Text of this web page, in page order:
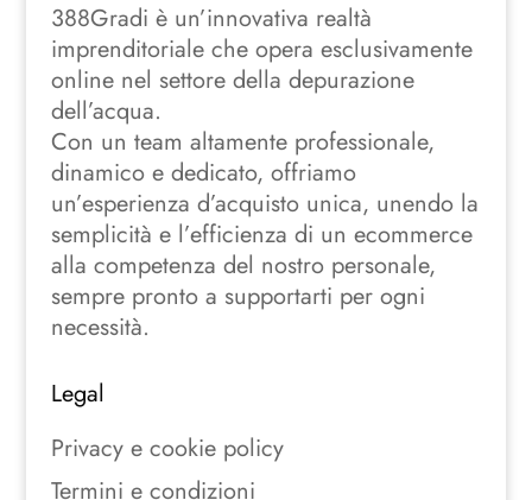
388Gradi è un’innovativa realtà
imprenditoriale che opera esclusivamente
online nel settore della depurazione
dell’acqua.
Con un team altamente professionale,
dinamico e dedicato, offriamo
un’esperienza d’acquisto unica, unendo la
semplicità e l’efficienza di un ecommerce
alla competenza del nostro personale,
sempre pronto a supportarti per ogni
necessità.
Legal
Privacy e cookie policy
Termini e condizioni